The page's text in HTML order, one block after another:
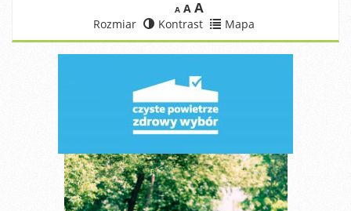
A A A
Rozmiar Kontrast Mapa